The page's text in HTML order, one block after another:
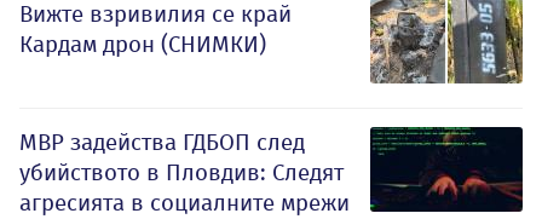
Вижте взривилия се край
Кардам дрон (СНИМКИ)
МВР задейства ГДБОП след
убийството в Пловдив: Следят
агресията в социалните мрежи